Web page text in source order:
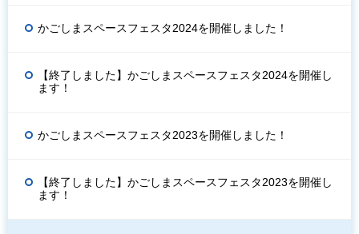
かごしまスペースフェスタ2024を開催しました！
【終了しました】かごしまスペースフェスタ2024を開催し
ます！
かごしまスペースフェスタ2023を開催しました！
【終了しました】かごしまスペースフェスタ2023を開催し
ます！